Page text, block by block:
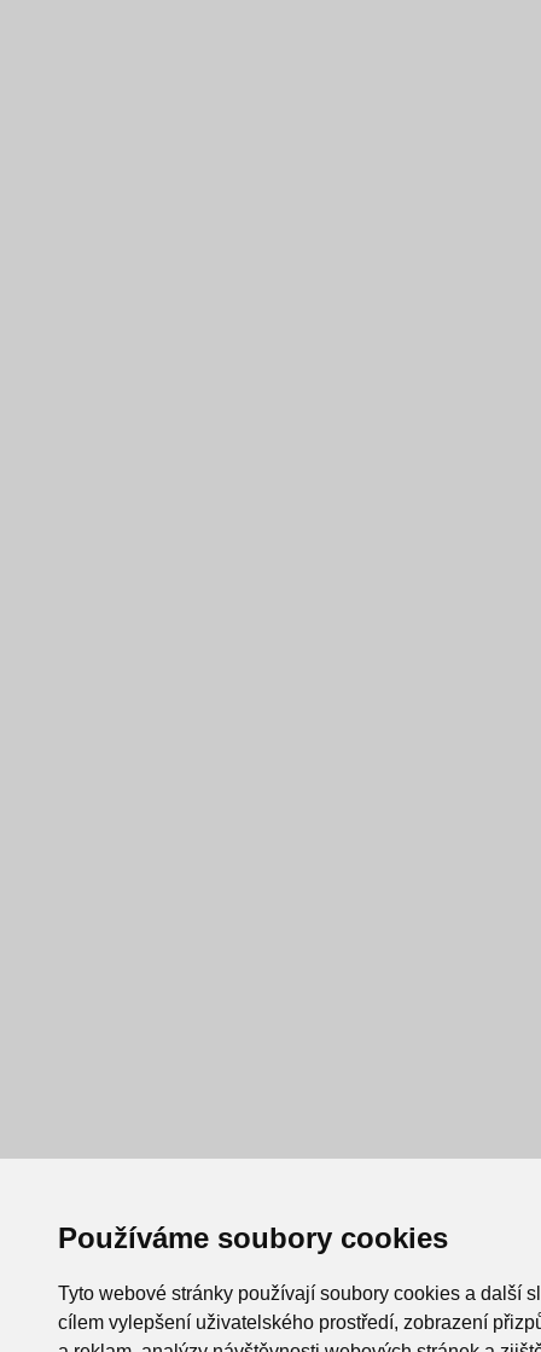
Používáme soubory cookies
Tyto webové stránky používají soubory cookies a další
cílem vylepšení uživatelského prostředí, zobrazení